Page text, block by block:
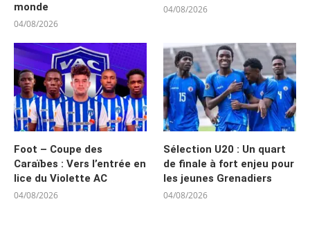
monde
04/08/2026
04/08/2026
Foot – Coupe des
Caraïbes : Vers l’entrée en
lice du Violette AC
04/08/2026
Sélection U20 : Un quart
de finale à fort enjeu pour
les jeunes Grenadiers
04/08/2026